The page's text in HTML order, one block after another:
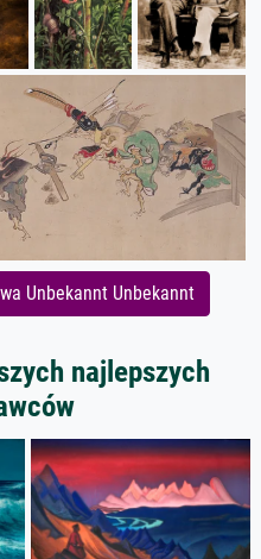
Unbekannt Unbekannt
najlepszych